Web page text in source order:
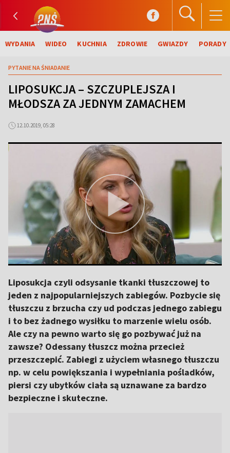
WYDANIA WIDEO KUCHNIA ZDROWIE GWIAZDY PORADY
PYTANIE NA ŚNIADANIE
LIPOSUKCJA – SZCZUPLEJSZA I
MŁODSZA ZA JEDNYM ZAMACHEM
12.10.2019, 05:28
Liposukcja czyli odsysanie tkanki tłuszczowej to
jeden z najpopularniejszych zabiegów. Pozbycie się
tłuszczu z brzucha czy ud podczas jednego zabiegu
i to bez żadnego wysiłku to marzenie wielu osób.
Ale czy na pewno warto się go pozbywać już na
zawsze? Odessany tłuszcz można przecież
przeszczepić. Zabiegi z użyciem własnego tłuszczu
np. w celu powiększania i wypełniania pośladków,
piersi czy ubytków ciała są uznawane za bardzo
bezpieczne i skuteczne.